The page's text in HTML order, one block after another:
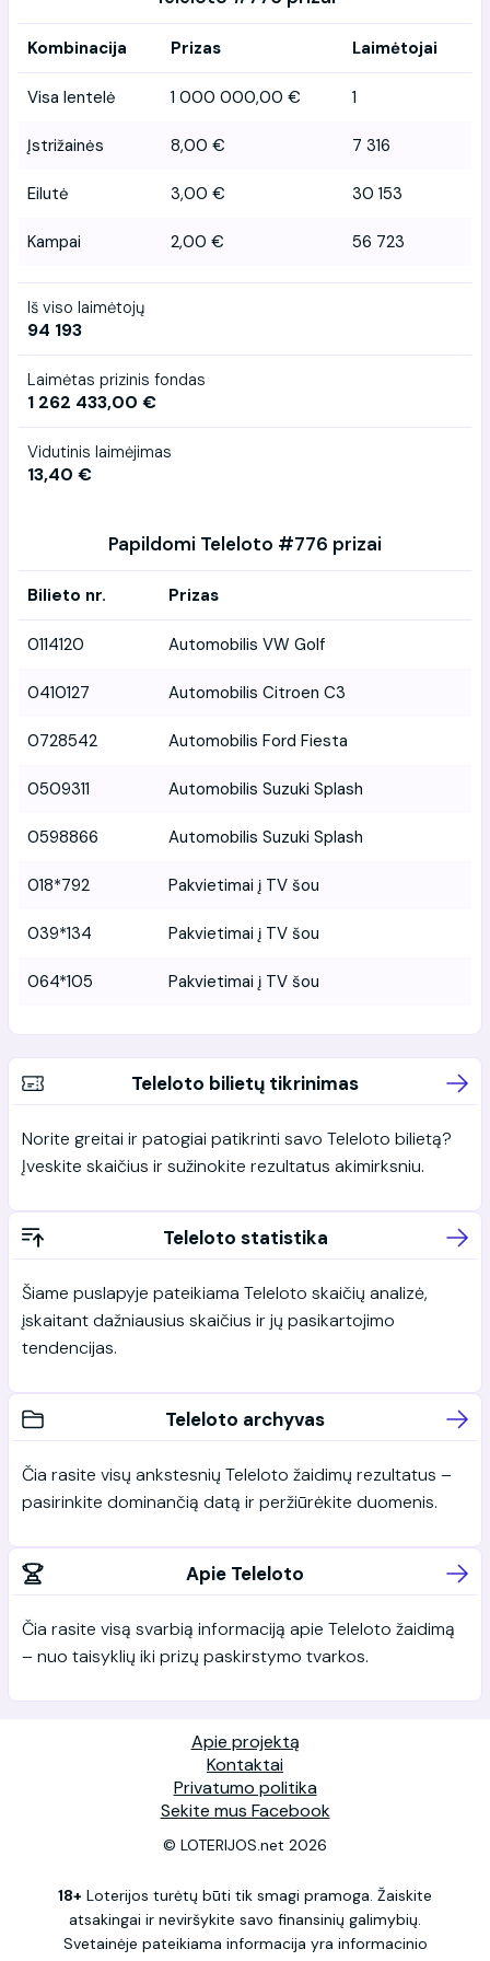
Kombinacija Prizas Laimėtojai
Visa lentelė 1 000 000,00 € 1
Įstrižainės 8,00 € 7 316
Eilutė 3,00 € 30 153
Kampai 2,00 € 56 723
Iš viso laimėtojų
94 193
Laimėtas prizinis fondas
1 262 433,00 €
Vidutinis laimėjimas
13,40 €
Papildomi Teleloto #776 prizai
Bilieto nr. Prizas
0114120 Automobilis VW Golf
0410127 Automobilis Citroen C3
0728542 Automobilis Ford Fiesta
0509311 Automobilis Suzuki Splash
0598866 Automobilis Suzuki Splash
018*792 Pakvietimai į TV šou
039*134 Pakvietimai į TV šou
064*105 Pakvietimai į TV šou
Teleloto bilietų tikrinimas
Norite greitai ir patogiai patikrinti savo Teleloto bilietą?
Įveskite skaičius ir sužinokite rezultatus akimirksniu.
Teleloto statistika
Šiame puslapyje pateikiama Teleloto skaičių analizė,
įskaitant dažniausius skaičius ir jų pasikartojimo
tendencijas.
Teleloto archyvas
Čia rasite visų ankstesnių Teleloto žaidimų rezultatus –
pasirinkite dominančią datą ir peržiūrėkite duomenis.
Apie Teleloto
Čia rasite visą svarbią informaciją apie Teleloto žaidimą
– nuo taisyklių iki prizų paskirstymo tvarkos.
Apie projektą
Kontaktai
Privatumo politika
Sekite mus Facebook
© LOTERIJOS.net 2026
18+ Loterijos turėtų būti tik smagi pramoga. Žaiskite
atsakingai ir neviršykite savo finansinių galimybių.
Svetainėje pateikiama informacija yra informacinio